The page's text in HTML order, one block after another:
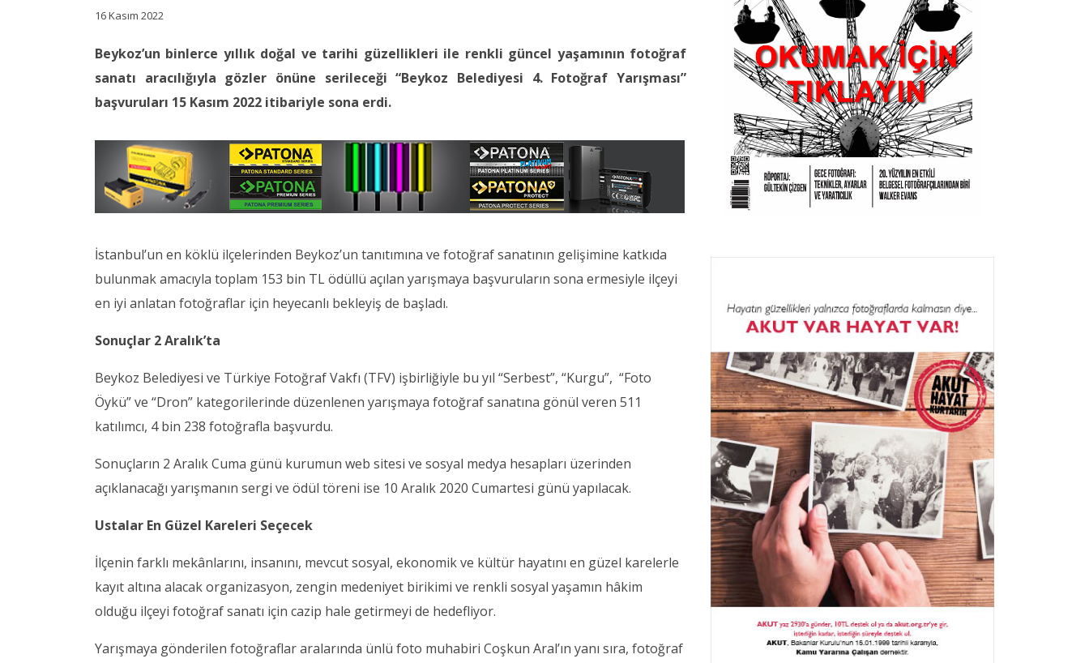
16 Kasım 2022
Beykoz’un binlerce yıllık doğal ve tarihi güzellikleri ile renkli güncel yaşamının fotoğraf
sanatı aracılığıyla gözler önüne serileceği “Beykoz Belediyesi 4. Fotoğraf Yarışması”
başvuruları 15 Kasım 2022 itibariyle sona erdi.
İstanbul’un en köklü ilçelerinden Beykoz’un tanıtımına ve fotoğraf sanatının gelişimine katkıda
bulunmak amacıyla toplam 153 bin TL ödüllü açılan yarışmaya başvuruların sona ermesiyle ilçeyi
en iyi anlatan fotoğraflar için heyecanlı bekleyiş de başladı.
Sonuçlar 2 Aralık’ta
Beykoz Belediyesi ve Türkiye Fotoğraf Vakfı (TFV) işbirliğiyle bu yıl “Serbest”, “Kurgu”, “Foto
Öykü” ve “Dron” kategorilerinde düzenlenen yarışmaya fotoğraf sanatına gönül veren 511
katılımcı, 4 bin 238 fotoğrafla başvurdu.
Sonuçların 2 Aralık Cuma günü kurumun web sitesi ve sosyal medya hesapları üzerinden
açıklanacağı yarışmanın sergi ve ödül töreni ise 10 Aralık 2020 Cumartesi günü yapılacak.
Ustalar En Güzel Kareleri Seçecek
İlçenin farklı mekânlarını, insanını, mevcut sosyal, ekonomik ve kültür hayatını en güzel karelerle
kayıt altına alacak organizasyon, zengin medeniyet birikimi ve renkli sosyal yaşamın hâkim
olduğu ilçeyi fotoğraf sanatı için cazip hale getirmeyi de hedefliyor.
Yarışmaya gönderilen fotoğraflar aralarında ünlü foto muhabiri Coşkun Aral’ın yanı sıra, fotoğraf